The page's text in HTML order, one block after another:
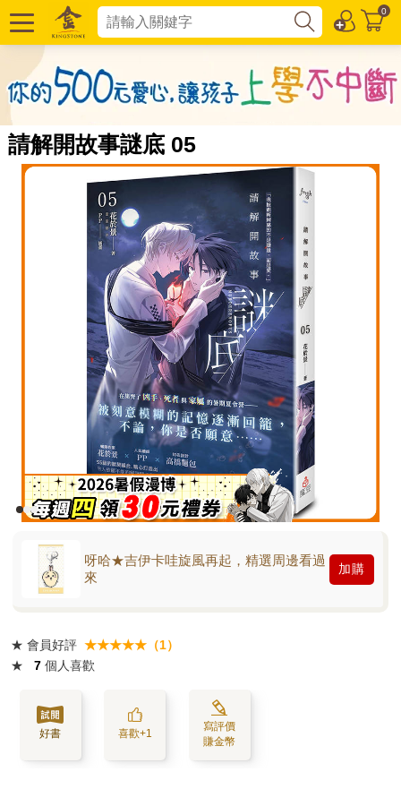
0
請解開故事謎底 05
呀哈★吉伊卡哇旋風再起，精選周邊看過
來
加購
★ 會員好評 ★★★★★（1）
★
7 個人喜歡
好書 喜歡+1
寫評價
賺金幣